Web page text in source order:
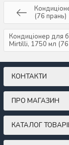
(76 прань)
Кондиціонер для
Mirtilli, 1750 мл (76
КОНТАКТИ
ПРО МАГАЗИН
КАТАЛОГ